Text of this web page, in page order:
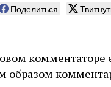
Поделиться
образом